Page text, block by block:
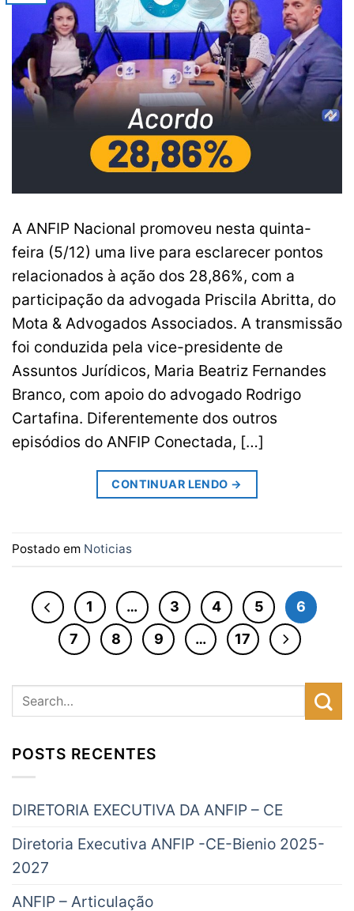
A ANFIP Nacional promoveu nesta quinta-
feira (5/12) uma live para esclarecer pontos
relacionados à ação dos 28,86%, com a
participação da advogada Priscila Abritta, do
Mota & Advogados Associados. A transmissão
foi conduzida pela vice-presidente de
Assuntos Jurídicos, Maria Beatriz Fernandes
Branco, com apoio do advogado Rodrigo
Cartafina. Diferentemente dos outros
episódios do ANFIP Conectada, […]
CONTINUAR LENDO →
Postado em Noticias
1 … 3 4 5
6
7
8 9 … 17
POSTS RECENTES
DIRETORIA EXECUTIVA DA ANFIP – CE
Diretoria Executiva ANFIP -CE-Bienio 2025-
2027
ANFIP – Articulação